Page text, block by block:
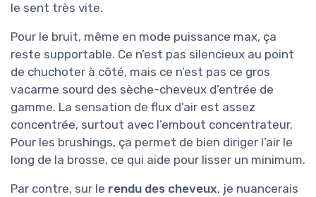
le sent très vite.
Pour le bruit, même en mode puissance max, ça
reste supportable. Ce n’est pas silencieux au point
de chuchoter à côté, mais ce n’est pas ce gros
vacarme sourd des sèche-cheveux d’entrée de
gamme. La sensation de flux d’air est assez
concentrée, surtout avec l’embout concentrateur.
Pour les brushings, ça permet de bien diriger l’air le
long de la brosse, ce qui aide pour lisser un minimum.
Par contre, sur le rendu des cheveux, je nuancerais